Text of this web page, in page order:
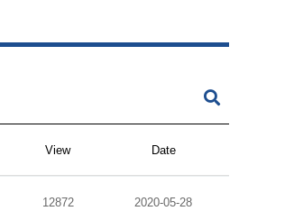
View Date
12872 2020-05-28